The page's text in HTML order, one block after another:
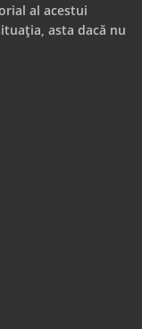
al acestui
asta dacă nu